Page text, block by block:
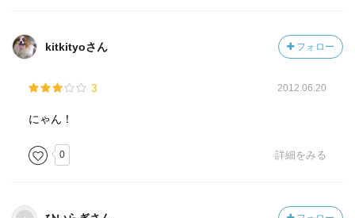
kitkityoさん フォロー
3 2012.06.20
にゃん！
0 詳細をみる